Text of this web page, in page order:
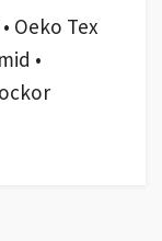
Oeko Tex
•